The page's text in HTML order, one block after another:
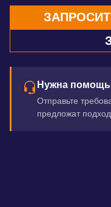
Нужна
Отправьте
предложат